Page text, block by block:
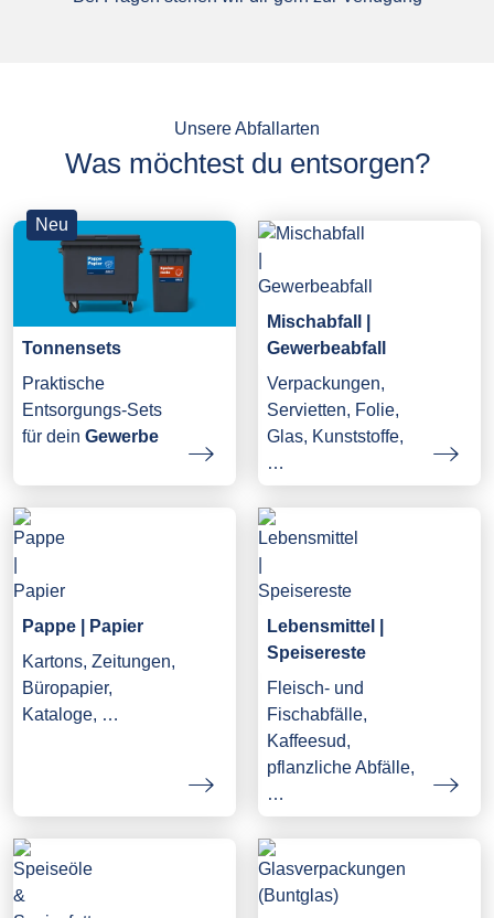
Unsere Abfallarten
Was möchtest du entsorgen?
Neu
Tonnensets
Praktische
Entsorgungs-Sets
für dein Gewerbe
Mischabfall |
Gewerbeabfall
Verpackungen,
Servietten, Folie,
Glas, Kunststoffe,
…
Pappe | Papier
Kartons, Zeitungen,
Büropapier,
Kataloge, …
Lebensmittel |
Speisereste
Fleisch- und
Fischabfälle,
Kaffeesud,
pflanzliche Abfälle,
…